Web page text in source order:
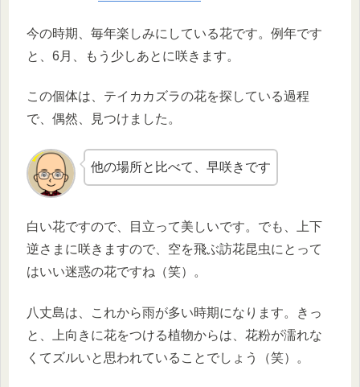
今の時期、毎年楽しみにしている花です。例年です
と、6月、もう少しあとに咲きます。
この個体は、テイカカズラの花を探している過程
で、偶然、見つけました。
他の場所と比べて、早咲きです
白い花ですので、目立って美しいです。でも、上下
逆さまに咲きますので、空を飛ぶ訪花昆虫にとって
はいい迷惑の花ですね（笑）。
八丈島は、これから雨が多い時期になります。きっ
と、上向きに花をつける植物からは、花粉が濡れな
くてズルいと思われていることでしょう（笑）。